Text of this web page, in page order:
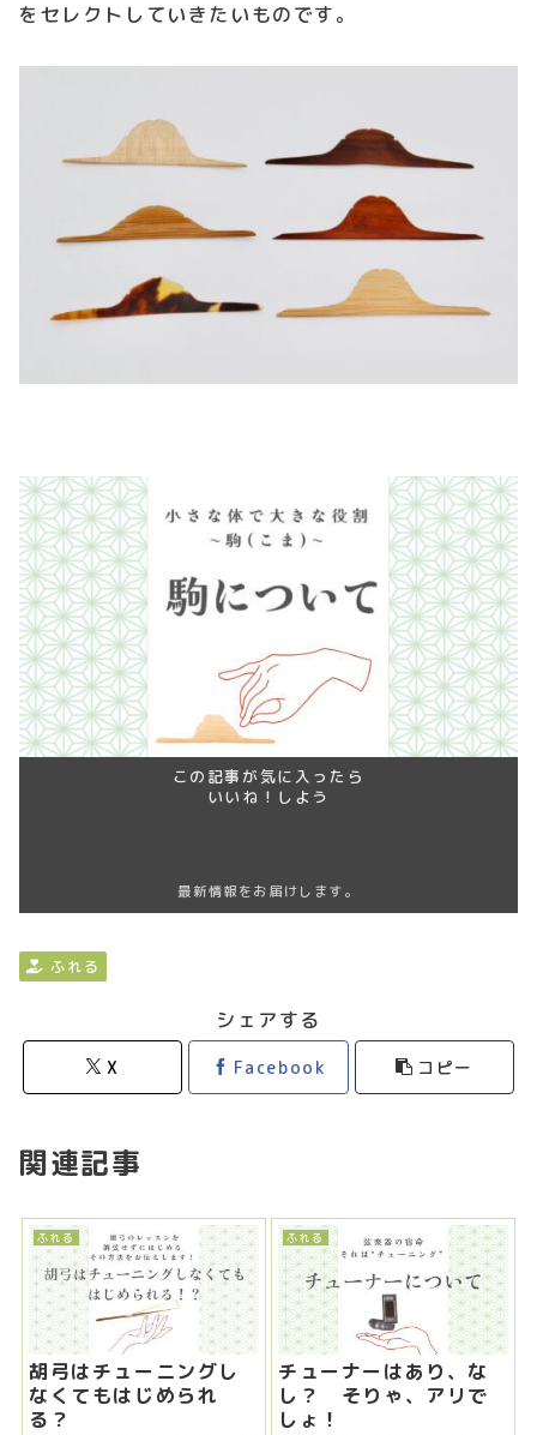
をセレクトしていきたいものです。
この記事が気に入ったら
いいね！しよう
最新情報をお届けします。
ふれる
シェアする
X Facebook コピー
関連記事
ふれる
胡弓はチューニングし
なくてもはじめられ
る？
ふれる
チューナーはあり、な
し？ そりゃ、アリで
しょ！